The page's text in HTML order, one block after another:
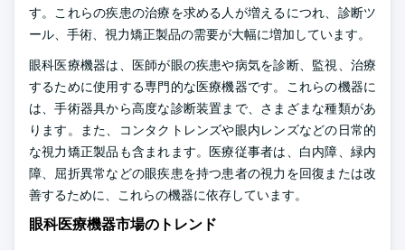
す。これらの疾患の治療を求める人が増えるにつれ、診断ツ
ール、手術、視力矯正製品の需要が大幅に増加しています。
眼科医療機器は、医師が眼の疾患や病気を診断、監視、治療
するために使用する専門的な医療機器です。これらの機器に
は、手術器具から高度な診断装置まで、さまざまな種類があ
ります。また、コンタクトレンズや眼内レンズなどの日常的
な視力矯正製品も含まれます。医療従事者は、白内障、緑内
障、屈折異常などの眼疾患を持つ患者の視力を回復または改
善するために、これらの機器に依存しています。
眼科医療機器市場のトレンド